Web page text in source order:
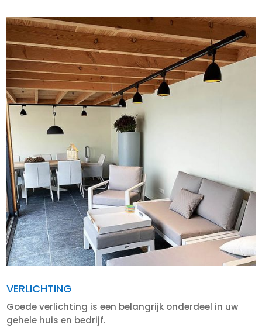
VERLICHTING
Goede verlichting is een belangrijk onderdeel in uw
gehele huis en bedrijf.